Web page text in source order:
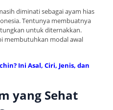
diminati sebagai ayam hias
Tentunya membuatnya
untuk diternakkan.
membutuhkan modal awal
Ini Asal, Ciri, Jenis, dan
yang Sehat